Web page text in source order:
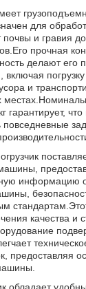
для
и гравия
прочная
делают его
погрузку
и
гарантирует,
информацию
качества и
предоставляя